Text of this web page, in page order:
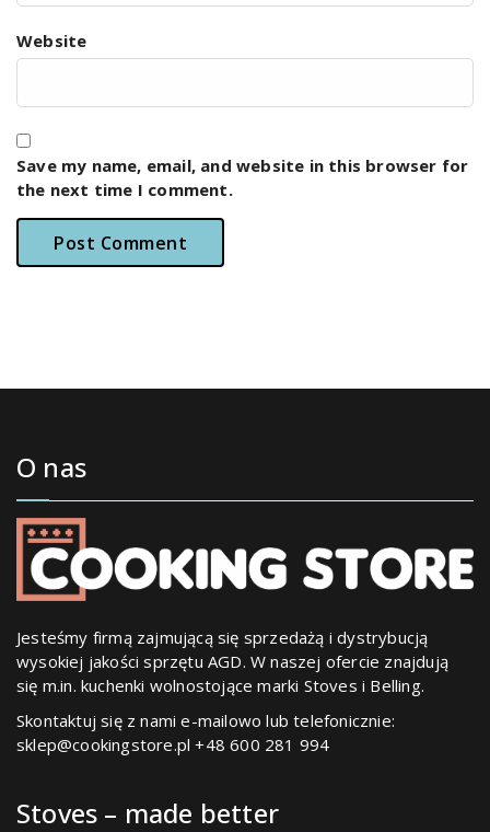
Website
Save my name, email, and website in this browser for
the next time I comment.
O nas
Jesteśmy firmą zajmującą się sprzedażą i dystrybucją
wysokiej jakości sprzętu AGD. W naszej ofercie znajdują
się m.in. kuchenki wolnostojące marki Stoves i Belling.
Skontaktuj się z nami e-mailowo lub telefonicznie:
sklep@cookingstore.pl +48 600 281 994
Stoves – made better